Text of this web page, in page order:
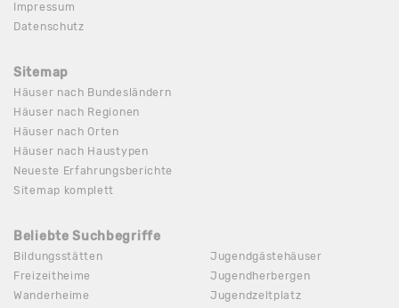
Impressum
Datenschutz
Sitemap
Häuser nach Bundesländern
Häuser nach Regionen
Häuser nach Orten
Häuser nach Haustypen
Neueste Erfahrungsberichte
Sitemap komplett
Beliebte Suchbegriffe
Bildungsstätten
Freizeitheime
Wanderheime
Jugendgästehäuser
Jugendherbergen
Jugendzeltplatz